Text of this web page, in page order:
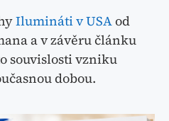
Ilumináti v USAod
a v závěru článku
souvislosti vzniku
dobou.